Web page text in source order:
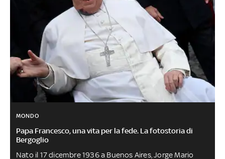
MONDO
Papa Francesco, una vita per la fede. La fotostoria di
Bergoglio
Nato il 17 dicembre 1936 a Buenos Aires, Jorge Mario